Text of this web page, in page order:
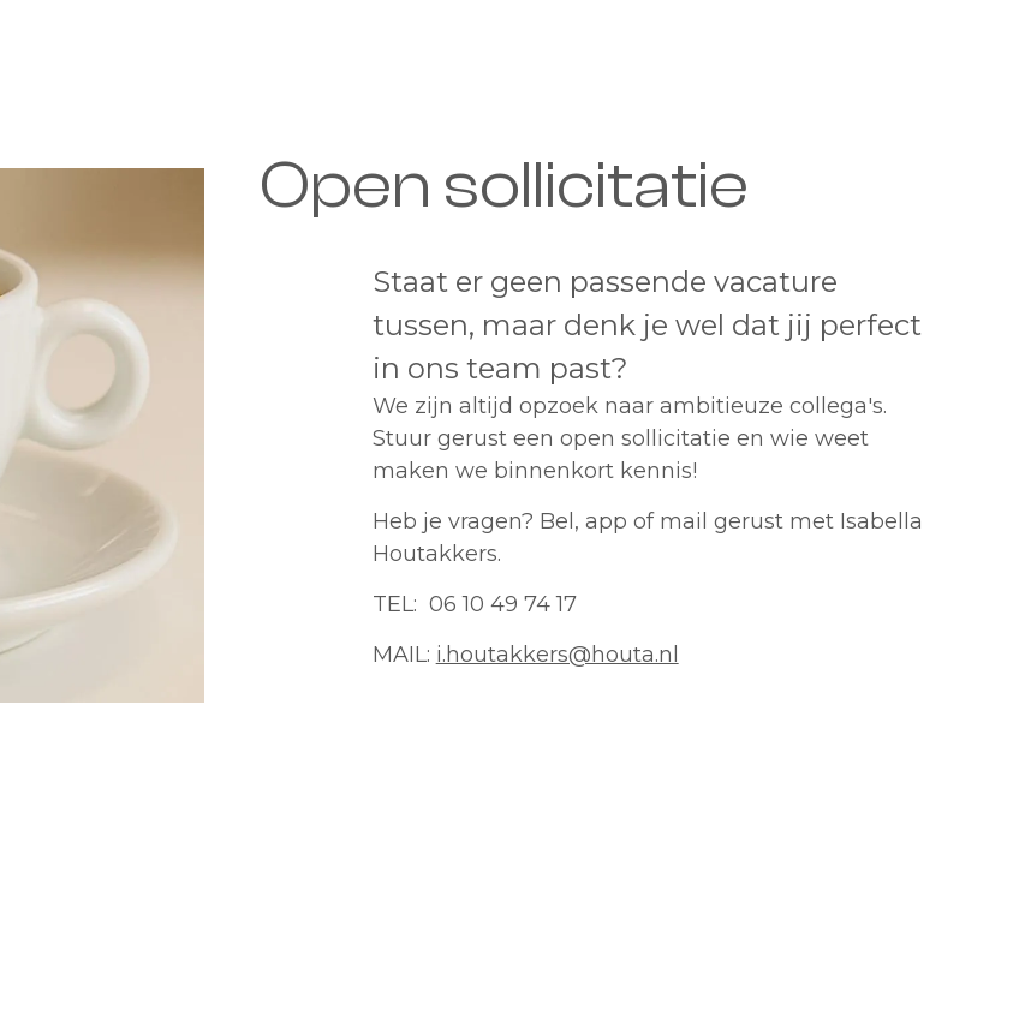
Open sollicitatie
Staat er geen passende vacature
tussen, maar denk je wel dat jij perfect
in ons team past?
We zijn altijd opzoek naar ambitieuze collega's.
Stuur gerust een open sollicitatie en wie weet
maken we binnenkort kennis!
Heb je vragen? Bel, app of mail gerust met Isabella
Houtakkers.
TEL: 06 10 49 74 17
MAIL: i.houtakkers@houta.nl